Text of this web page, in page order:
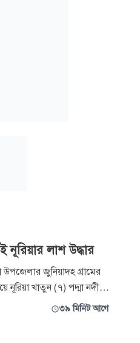
নূরিয়ার লাশ উদ্ধার
উপজেলার জুনিয়াদহ গ্রামের
নূরিয়া খাতুন (৭) পদ্মা নদীর
তলিয়ে নিখোঁজ হওয়ার ১দিন
৩৯ মিনিট আগে